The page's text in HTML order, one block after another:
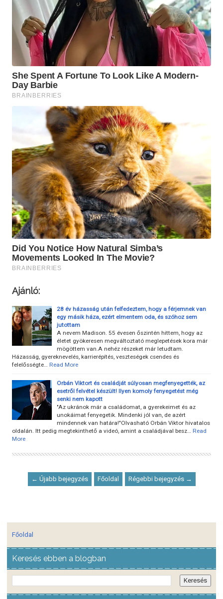
Ajánló:
28 év házasság után felfedeztem, hogy a férjemnek van
egy másik háza, ezért elmentem oda, és szóhoz sem
jutottam
A nevem Madison. 55 évesen őszintén hittem, hogy az
életet gyökeresen megváltoztató meglepetések kora már
mögöttem van.A nehéz részeket már letudtam.
Házasság, gyereknevelés, karrierépítés, veszteségek csendes és
felelősségte… Read More
Orbán Viktort és családját súlyosan megfenyegették, az
esetről felvétel készült! Ilyen komoly fenyegetést még
senki nem kapott
"Az ukránok már a családomat, a gyerekeimet és az
unokáimat fenyegetik. Mindenki jól van, de azért
mindennek van határa!"Olvasható Orbán Viktor hivatalos
oldalán. Itt pedig megtekinthető a videó, amint a családjával besz… Read
More
← Újabb bejegyzés Főoldal Régebbi bejegyzés →
Főoldal
Keresés ebben a blogban